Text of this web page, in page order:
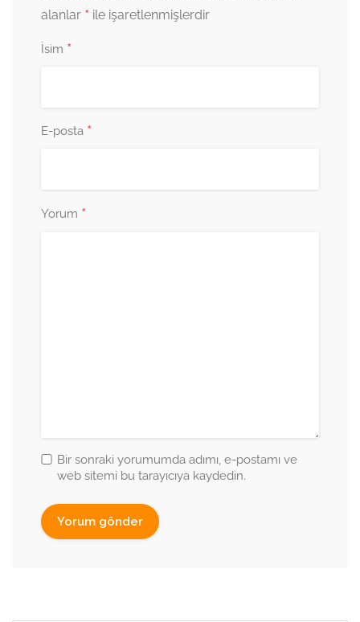
alanlar * ile işaretlenmişlerdir
İsim *
E-posta *
Yorum *
Bir sonraki yorumumda adımı, e-postamı ve
web sitemi bu tarayıcıya kaydedin.